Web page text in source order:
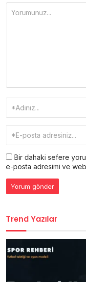
Bir dahaki sefere
e-posta adresimi ve
Trend Yazılar